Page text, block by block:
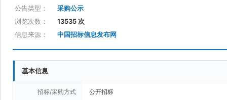
公告类型：
采购公示
浏览次数：
13535 次
信息来源：
中国招标信息发布网
基本信息
招标/采购方式 公开招标